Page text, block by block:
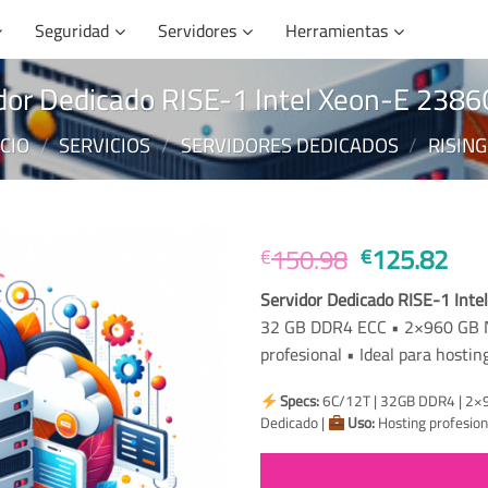
Seguridad Servidores
Herramientas
Dedicado RISE-1 Intel Xeon-E
/ SERVICIOS / SERVIDORES DEDICADOS /
€150.98 El
precio
original
era:
€150.98.
€125.82El
es:
Servidor Dedicado RISE-1
32 GB DDR4 ECC • 2×960
profesional • Ideal para
Specs:6C/12T | 32GB DDR4 |
Dedicado | Uso:Hosting